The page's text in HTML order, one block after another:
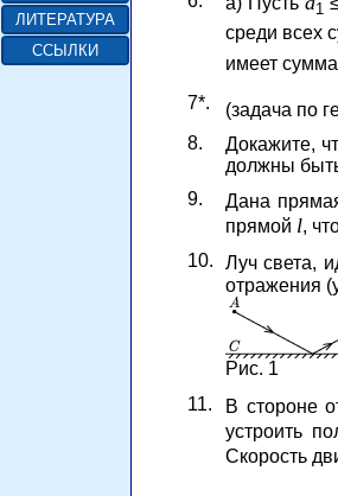
ЛИТЕРАТУРА
ССЫЛКИ
1
среди всех
имеет сумма
7*.
(задача по
8.
Докажите,
должны
9.
Дана
прямой l,
10.
Луч света,
отражения
Рис. 1
11.
В стороне
устроить
Скорость